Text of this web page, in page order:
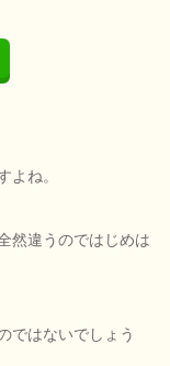
よね。
然違うのではじめは
ではないでしょう